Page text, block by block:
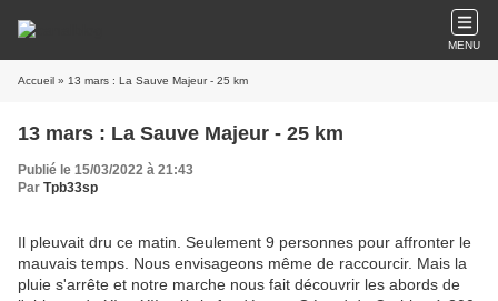
MENU
Accueil » 13 mars : La Sauve Majeur - 25 km
13 mars : La Sauve Majeur - 25 km
Publié le 15/03/2022 à 21:43
Par Tpb33sp
Il pleuvait dru ce matin. Seulement 9 personnes pour affronter le
mauvais temps. Nous envisageons même de raccourcir. Mais la
pluie s'arrête et notre marche nous fait découvrir les abords de